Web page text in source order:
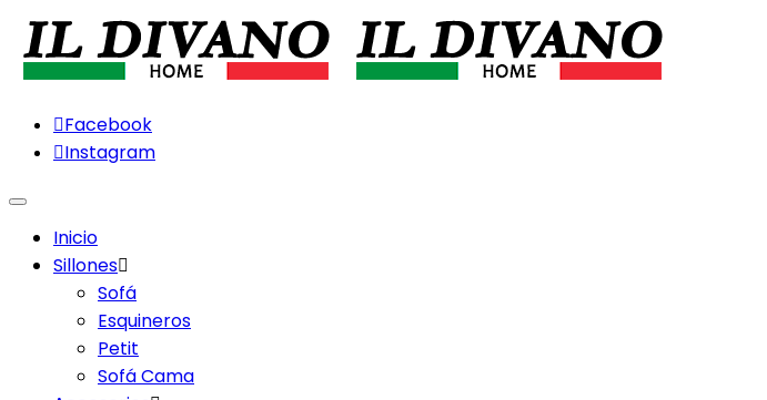
Facebook
Instagram
Menu
Inicio
Sillones
Sofá
Esquineros
Petit
Sofá Cama